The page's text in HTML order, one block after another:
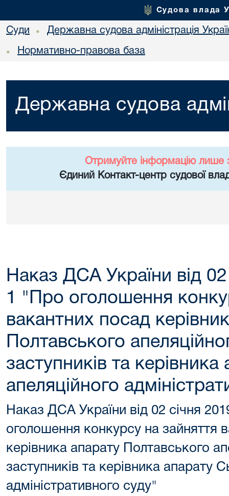
Судова влада
Суди • Державна судова адміністрація
• Нормативно-правова база
Державна судова
Отримуйте інформацію лише
Єдиний Контакт-центр судової
Наказ ДСА України від
1 "Про оголошення
вакантних посад
Полтавського
заступників та
апеляційного
Наказ ДСА України від 02 січня
оголошення конкурсу на зайняття
керівника апарату Полтавського
заступників та керівника апарату
адміністративного суду"